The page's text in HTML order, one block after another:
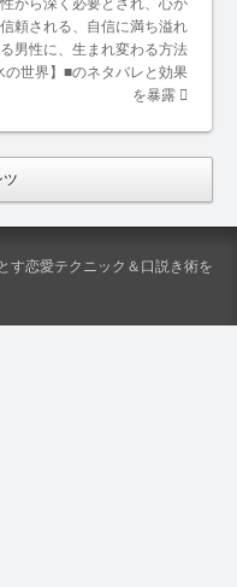
から深く必要とされ、心か
頼される、自信に満ち溢れ
る男性に、生まれ変わる方法
の世界】■のネタバレと効果
を暴露
ツ
す恋愛テクニック＆口説き術を